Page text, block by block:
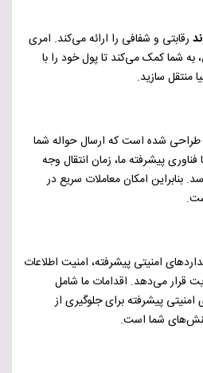
رقابتی و شفافی را ارائه می‌کند. امری
شما کمک می‌کند تا پول خود را با
منتقل سازید.
شده است که ارسال حواله شما
فناوری پیشرفته ما، زمان انتقال وجه
بنابراین امکان معاملات سریع در
امنیتی پیشرفته، امنیت اطلاعات
قرار می‌دهد. اقدامات ما شامل
پیشرفته برای جلوگیری از
شما است.